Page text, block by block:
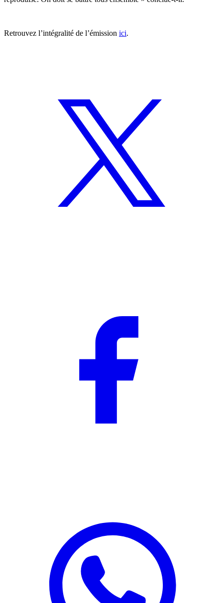
Retrouvez l’intégralité de l’émission ici.